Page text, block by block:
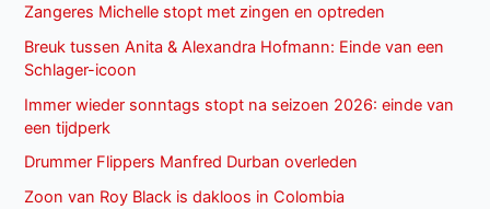
Zangeres Michelle stopt met zingen en optreden
Breuk tussen Anita & Alexandra Hofmann: Einde van een
Schlager-icoon
Immer wieder sonntags stopt na seizoen 2026: einde van
een tijdperk
Drummer Flippers Manfred Durban overleden
Zoon van Roy Black is dakloos in Colombia